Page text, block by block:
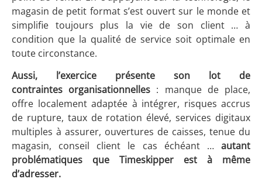
magasin de petit format s’est ouvert sur le monde et
simplifie toujours plus la vie de son client … à
condition que la qualité de service soit optimale en
toute circonstance.
Aussi, l’exercice présente son lot de
contraintes organisationnelles : manque de place,
offre localement adaptée à intégrer, risques accrus
de rupture, taux de rotation élevé, services digitaux
multiples à assurer, ouvertures de caisses, tenue du
magasin, conseil client le cas échéant … autant
problématiques que Timeskipper est à même
d’adresser.